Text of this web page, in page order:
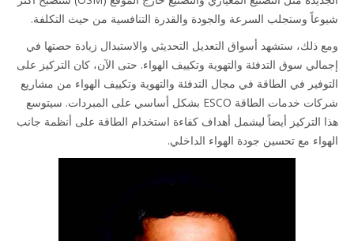
شيوعاً وستجلب السرعة والجودة والقدرة التنافسية من حيث التكلفة.
ومع ذلك، ستشهد أسواق التعديل التحديثي والاستبدال زيادة حصتها في
إجمالي سوق التدفئة والتهوية وتكييف الهواء. حتى الآن، كان التركيز على
التوفير في الطاقة في مجال التدفئة والتهوية وتكييف الهواء من مشاريع
شركات خدمات الطاقة ESCO بشكل أساسي على المبردات. سيتوسع
هذا التركيز أيضاً ليشمل أهداف كفاءة استخدام الطاقة على أنظمة جانب
الهواء مع تحسين جودة الهواء الداخلي.